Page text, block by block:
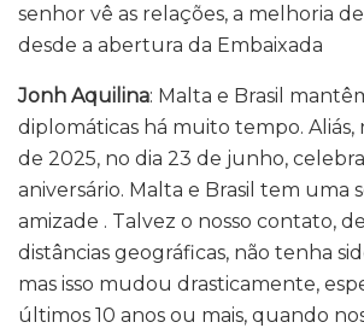
senhor vê as relações, a melhoria
desde a abertura da Embaixada
Jonh Aquilina: Malta e Brasil
diplomáticas há muito tempo. Aliás,
de 2025, no dia 23 de junho,
aniversário. Malta e Brasil tem uma
amizade . Talvez o nosso contato,
distâncias geográficas, não tenha
mas isso mudou drasticamente,
últimos 10 anos ou mais, quando